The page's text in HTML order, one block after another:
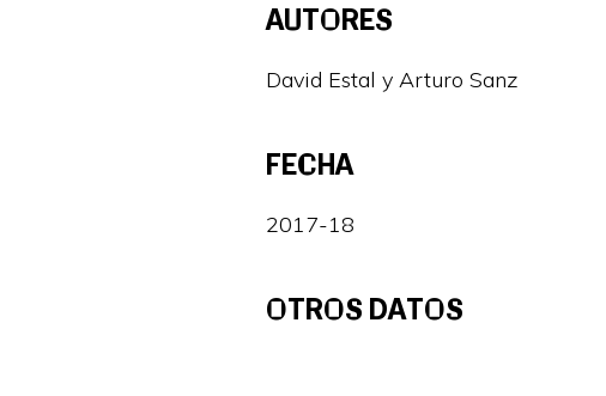
AUTORES
David Estal y Arturo Sanz
FECHA
2017-18
OTROS DATOS